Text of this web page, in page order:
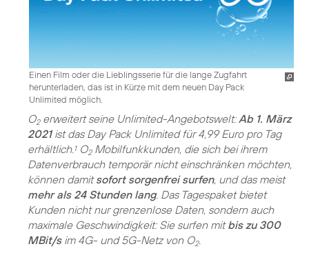
Einen Film oder die Lieblingsserie für die lange Zugfahrt
herunterladen, das ist in Kürze mit dem neuen Day Pack
Unlimited möglich.
O2erweitert seine Unlimited-Angebotswelt:Ab 1. März
2021ist das Day Pack Unlimited für 4,99 Euro pro Tag
erhältlich. 1O2Mobilfunkkunden, die sich bei ihrem
Datenverbrauch temporär nicht einschränken möchten,
können damitsofort sorgenfrei surfen, und das meist
mehr als 24 Stunden lang. Das Tagespaket bietet
Kunden nicht nur grenzenlose Daten, sondern auch
maximale Geschwindigkeit: Sie surfen mitbis zu 300
MBit/sim 4G- und 5G-Netz von O2.